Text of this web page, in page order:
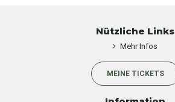
MEINE TICKETS
Nützliche Links
Mehr Infos